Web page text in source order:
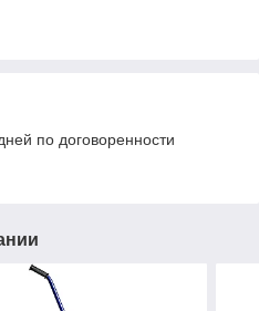
по договоренности